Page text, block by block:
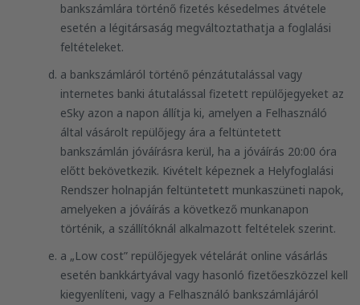
bankszámlára történő fizetés késedelmes átvétele
esetén a légitársaság megváltoztathatja a foglalási
feltételeket.
a bankszámláról történő pénzátutalással vagy
internetes banki átutalással fizetett repülőjegyeket az
eSky azon a napon állítja ki, amelyen a Felhasználó
által vásárolt repülőjegy ára a feltüntetett
bankszámlán jóváírásra kerül, ha a jóváírás 20:00 óra
előtt bekövetkezik. Kivételt képeznek a Helyfoglalási
Rendszer holnapján feltüntetett munkaszüneti napok,
amelyeken a jóváírás a következő munkanapon
történik, a szállítóknál alkalmazott feltételek szerint.
a „Low cost” repülőjegyek vételárát online vásárlás
esetén bankkártyával vagy hasonló fizetőeszközzel kell
kiegyenlíteni, vagy a Felhasználó bankszámlájáról